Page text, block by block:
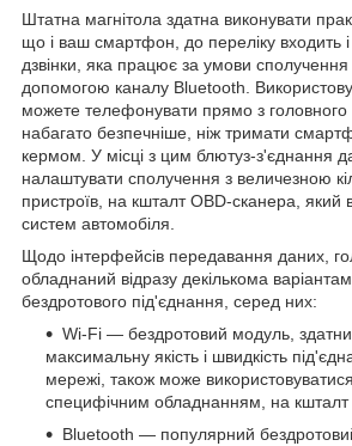
Штатна магнітола здатна виконувати
що і ваш смартфон, до переліку входить і
дзвінки, яка працює за умови
допомогою каналу Bluetooth.
можете телефонувати прямо з
набагато безпечніше, ніж тримати
кермом. У місці з цим блютуз-з'єднання
налаштувати сполучення з величезною
пристроїв, на кшталт OBD-сканера, який
систем автомобіля.
Щодо інтерфейсів передавання даних,
обладнаний відразу декількома
бездротового під'єднання, серед них:
Wi-Fi — бездротовий модуль,
максимальну якість і швидкість
мережі, також може
специфічним обладнанням, на
Bluetooth — популярний